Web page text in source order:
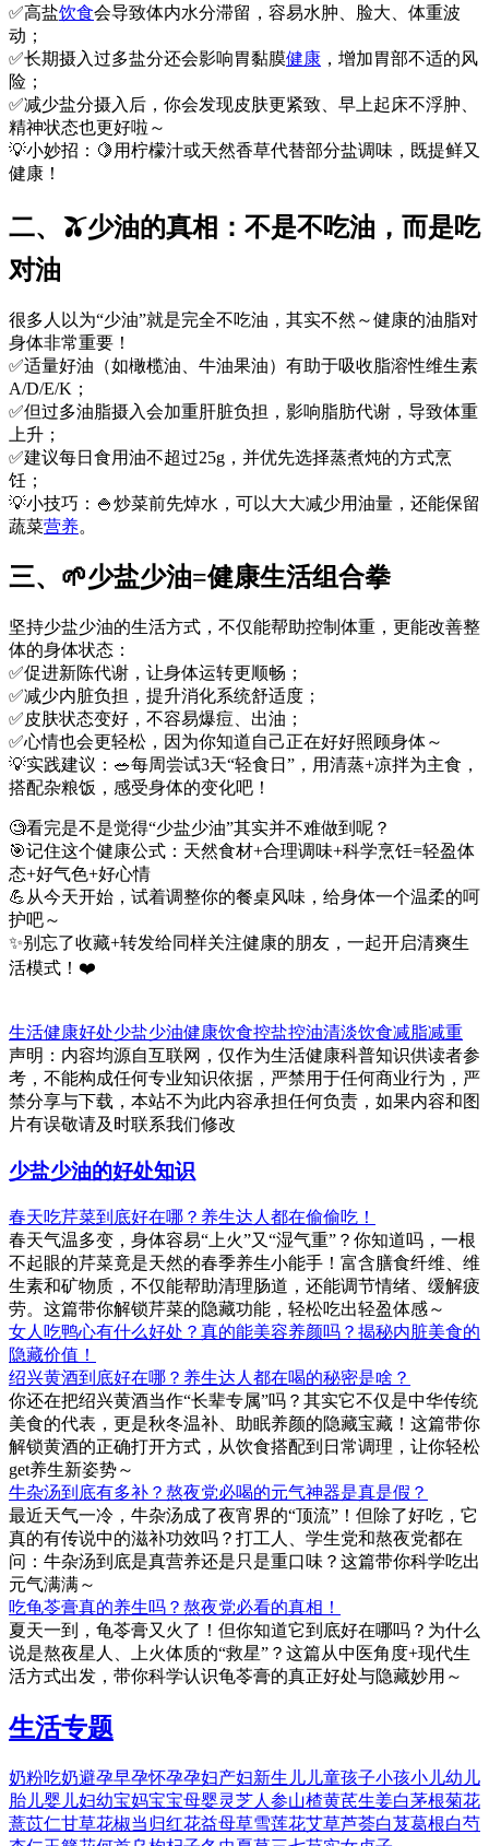
✅高盐饮食会导致体内水分滞留，容易水肿、脸大、体重波
动；
✅长期摄入过多盐分还会影响胃黏膜健康 ，增加胃部不适的风
险；
✅减少盐分摄入后，你会发现皮肤更紧致、早上起床不浮肿、
精神状态也更好啦～
💡小妙招： 🍋 用柠檬汁或天然香草代替部分盐调味，既提鲜又
健康！
二、🫒少油的真相：不是不吃油，而是吃
对油
很多人以为“少油”就是完全不吃油，其实不然～健康的油脂对
身体非常重要！
✅适量好油（如橄榄油、牛油果油）有助于吸收脂溶性维生素
A/D/E/K；
✅但过多油脂摄入会加重肝脏负担，影响脂肪代谢，导致体重
上升；
✅建议每日食用油不超过25g，并优先选择蒸煮炖的方式烹
饪；
💡小技巧： 🍚炒菜前先焯水，可以大大减少用油量，还能保留
蔬菜营养。
三、🌱少盐少油=健康生活组合拳
坚持少盐少油的生活方式，不仅能帮助控制体重，更能改善整
体的身体状态：
✅促进新陈代谢，让身体运转更顺畅；
✅减少内脏负担，提升消化系统舒适度；
✅皮肤状态变好，不容易爆痘、出油；
✅心情也会更轻松，因为你知道自己正在好好照顾身体～
💡实践建议： 🥗每周尝试3天“轻食日”，用清蒸+凉拌为主食，
搭配杂粮饭，感受身体的变化吧！
🧐看完是不是觉得“少盐少油”其实并不难做到呢？
🎯记住这个健康公式：天然食材+合理调味+科学烹饪=轻盈体
态+好气色+好心情
💪从今天开始，试着调整你的餐桌风味，给身体一个温柔的呵
护吧～
✨别忘了收藏+转发给同样关注健康的朋友，一起开启清爽生
活模式！❤️
生活健康好处少盐少油健康饮食控盐控油清淡饮食减脂减重
声明：内容均源自互联网，仅作为生活健康科普知识供读者参
考，不能构成任何专业知识依据，严禁用于任何商业行为，严
禁分享与下载，本站不为此内容承担任何负责，如果内容和图
片有误敬请及时联系我们修改
少盐少油的好处知识
春天吃芹菜到底好在哪？养生达人都在偷偷吃！
春天气温多变，身体容易“上火”又“湿气重”？你知道吗，一根
不起眼的芹菜竟是天然的春季养生小能手！富含膳食纤维、维
生素和矿物质，不仅能帮助清理肠道，还能调节情绪、缓解疲
劳。这篇带你解锁芹菜的隐藏功能，轻松吃出轻盈体感～
女人吃鸭心有什么好处？真的能美容养颜吗？揭秘内脏美食的
隐藏价值！
绍兴黄酒到底好在哪？养生达人都在喝的秘密是啥？
你还在把绍兴黄酒当作“长辈专属”吗？其实它不仅是中华传统
美食的代表，更是秋冬温补、助眠养颜的隐藏宝藏！这篇带你
解锁黄酒的正确打开方式，从饮食搭配到日常调理，让你轻松
get养生新姿势～
牛杂汤到底有多补？熬夜党必喝的元气神器是真是假？
最近天气一冷，牛杂汤成了夜宵界的“顶流”！但除了好吃，它
真的有传说中的滋补功效吗？打工人、学生党和熬夜党都在
问：牛杂汤到底是真营养还是只是重口味？这篇带你科学吃出
元气满满～
吃龟苓膏真的养生吗？熬夜党必看的真相！
夏天一到，龟苓膏又火了！但你知道它到底好在哪吗？为什么
说是熬夜星人、上火体质的“救星”？这篇从中医角度+现代生
活方式出发，带你科学认识龟苓膏的真正好处与隐藏妙用～
生活专题
奶粉吃奶避孕早孕怀孕孕妇产妇新生儿 儿童孩子小孩小儿幼儿
胎儿婴儿妇幼宝妈宝宝母婴灵芝人参山楂黄芪生姜白茅根菊花
薏苡仁甘草花椒当归红花益母草雪莲花艾草芦荟白芨葛根白芍